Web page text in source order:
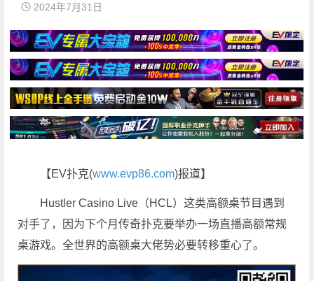
2024年7月31日
【EV扑克(www.evp86.com)报道】
Hustler Casino Live（HCL）这类高额桌节目遇到
对手了，因为下个月传奇扑克要举办一场直播高额常规
桌游戏。全世界的高额桌大佬势必要转移重心了。